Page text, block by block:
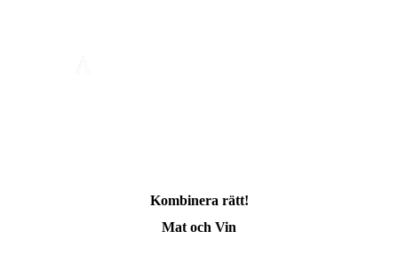
Kombinera rätt!
Mat och Vin